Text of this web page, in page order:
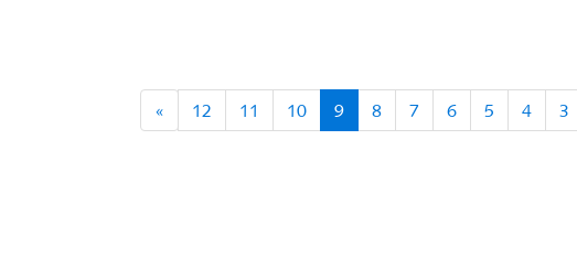
3
4
5
6
7
8
9
10
11
12
»